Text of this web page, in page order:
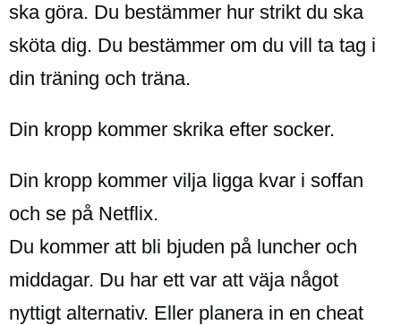
ska göra. Du bestämmer hur strikt du ska
sköta dig. Du bestämmer om du vill ta tag i
din träning och träna.
Din kropp kommer skrika efter socker.
Din kropp kommer vilja ligga kvar i soffan
och se på Netflix.
Du kommer att bli bjuden på luncher och
middagar. Du har ett var att väja något
nyttigt alternativ. Eller planera in en cheat